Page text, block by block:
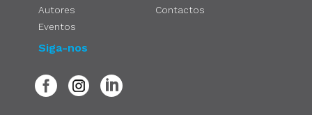
Autores
Eventos
Contactos
Siga-nos